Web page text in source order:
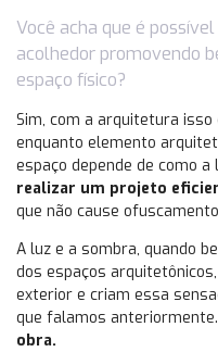
Você acha que é
acolhedor promovendo
espaço físico?
Sim, com a arquitetura
enquanto elemento
espaço depende de como
realizar um projeto
que não cause
A luz e a sombra, quando
dos espaços
exterior e criam essa
que falamos anteriormente.
obra.